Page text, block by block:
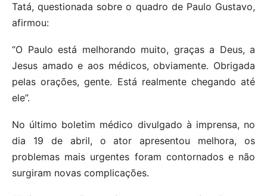
Tatá, questionada sobre o quadro de Paulo Gustavo,
afirmou:
“O Paulo está melhorando muito, graças a Deus, a
Jesus amado e aos médicos, obviamente. Obrigada
pelas orações, gente. Está realmente chegando até
ele”.
No último boletim médico divulgado à imprensa, no
dia 19 de abril, o ator apresentou melhora, os
problemas mais urgentes foram contornados e não
surgiram novas complicações.